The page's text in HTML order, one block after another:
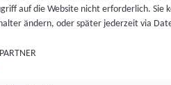
auf die Website nicht erforderlich. Sie
ändern, oder später jederzeit via
PARTNER